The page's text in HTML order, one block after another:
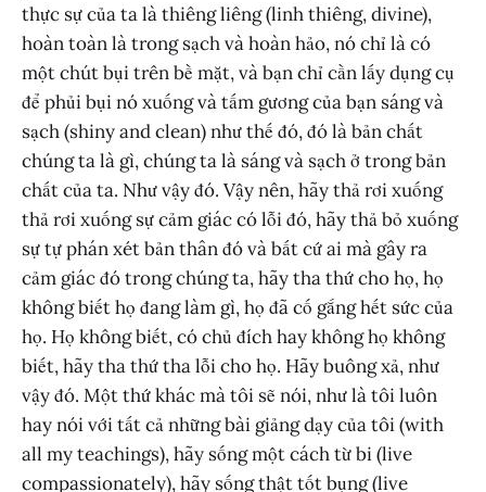
thực sự của ta là thiêng liêng (linh thiêng, divine),
hoàn toàn là trong sạch và hoàn hảo, nó chỉ là có
một chút bụi trên bề mặt, và bạn chỉ cần lấy dụng cụ
để phủi bụi nó xuống và tấm gương của bạn sáng và
sạch (shiny and clean) như thế đó, đó là bản chất
chúng ta là gì, chúng ta là sáng và sạch ở trong bản
chất của ta. Như vậy đó. Vậy nên, hãy thả rơi xuống
thả rơi xuống sự cảm giác có lỗi đó, hãy thả bỏ xuống
sự tự phán xét bản thân đó và bất cứ ai mà gây ra
cảm giác đó trong chúng ta, hãy tha thứ cho họ, họ
không biết họ đang làm gì, họ đã cố gắng hết sức của
họ. Họ không biết, có chủ đích hay không họ không
biết, hãy tha thứ tha lỗi cho họ. Hãy buông xả, như
vậy đó. Một thứ khác mà tôi sẽ nói, như là tôi luôn
hay nói với tất cả những bài giảng dạy của tôi (with
all my teachings), hãy sống một cách từ bi (live
compassionately), hãy sống thật tốt bụng (live